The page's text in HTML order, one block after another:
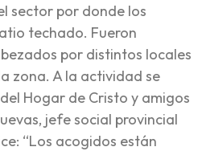
sector por donde los
techado. Fueron
por distintos locales
zona. A la actividad se
Hogar de Cristo y amigos
jefe social provincial
“Los acogidos están